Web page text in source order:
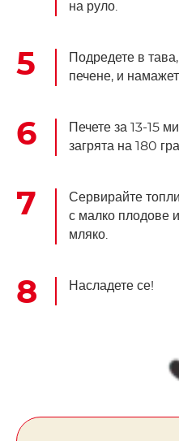
на руло.
Подредете в
печене, и
Печете за 13-15
загрята на 180
Сервирайте
с малко плодове
мляко.
Насладете се!